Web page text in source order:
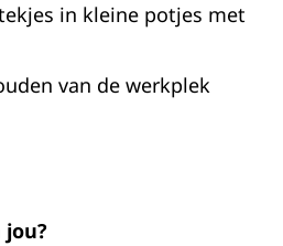
in kleine potjes met
van de werkplek